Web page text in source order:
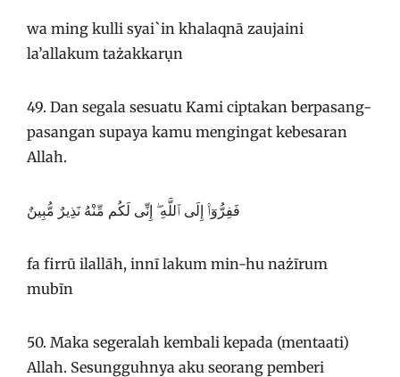
wa ming kulli syai`in khalaqnā zaujaini
la’allakum tażakkarụn
49. Dan segala sesuatu Kami ciptakan berpasang-
pasangan supaya kamu mengingat kebesaran
Allah.
فَفِرُّوٓا۟ إِلَى ٱللَّهِ ۖ إِنِّى لَكُم مِّنْهُ نَذِيرٌ مُّبِينٌ
fa firrū ilallāh, innī lakum min-hu nażīrum
mubīn
50. Maka segeralah kembali kepada (mentaati)
Allah. Sesungguhnya aku seorang pemberi